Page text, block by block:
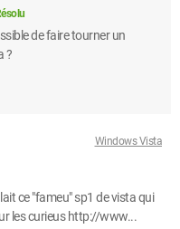
de faire tourner un
?
Windows Vista
ce "fameu" sp1 de vista qui
les curieus http://www...